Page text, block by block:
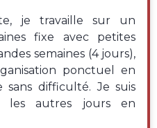
je travaille sur un
fixe avec petites
semaines (4 jours),
ponctuel en
difficulté. Je suis
les autres jours en